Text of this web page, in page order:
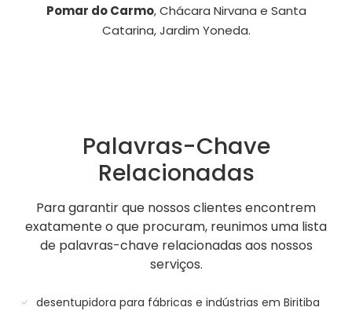
Pomar do Carmo, Chácara Nirvana e Santa
Catarina, Jardim Yoneda.
Palavras-Chave
Relacionadas
Para garantir que nossos clientes encontrem
exatamente o que procuram, reunimos uma lista
de palavras-chave relacionadas aos nossos
serviços.
desentupidora para fábricas e indústrias em Biritiba